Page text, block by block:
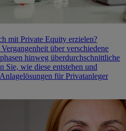
mit Private Equity erzielen?
über verschiedene
hinweg überdurchschnittliche
Sie, wie diese entstehen und
für Privatanleger